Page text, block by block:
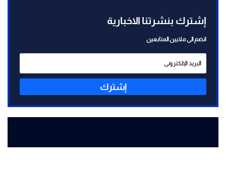
إشترك بنشرتنا الاخبارية
انضم الى ملايين المتابعين
إشترك